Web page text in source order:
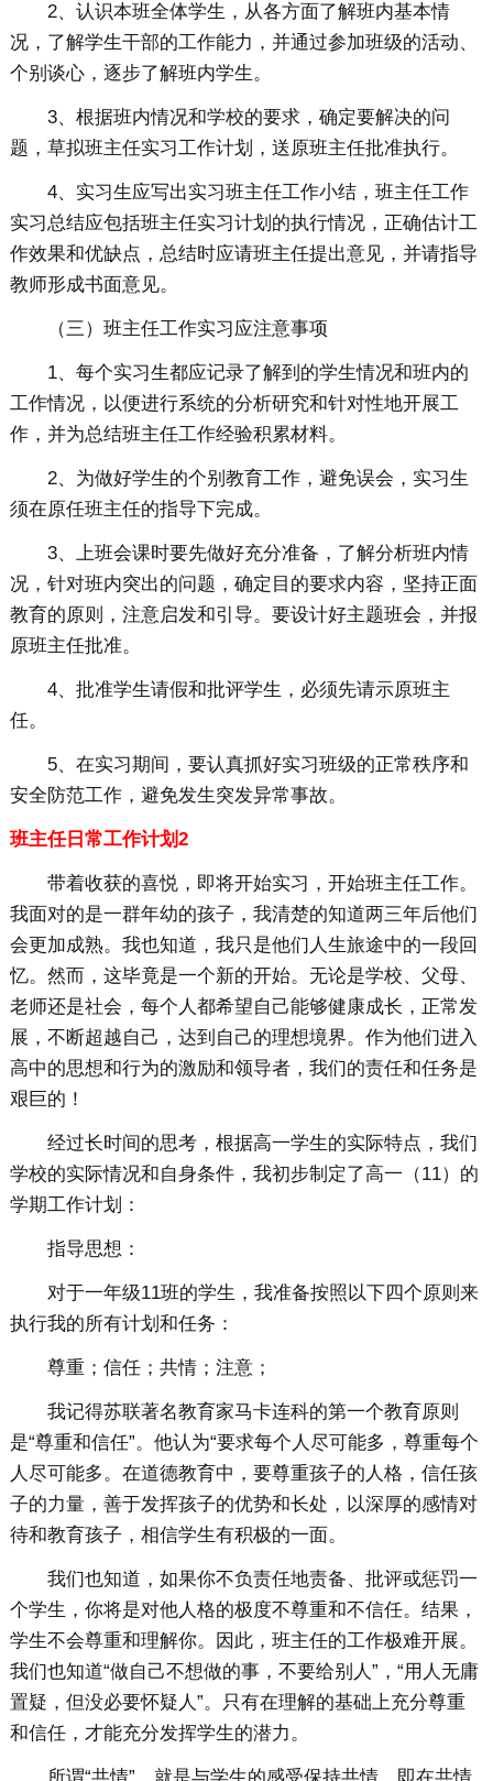
2、认识本班全体学生，从各方面了解班内基本情
况，了解学生干部的工作能力，并通过参加班级的活动、
个别谈心，逐步了解班内学生。
3、根据班内情况和学校的要求，确定要解决的问
题，草拟班主任实习工作计划，送原班主任批准执行。
4、实习生应写出实习班主任工作小结，班主任工作
实习总结应包括班主任实习计划的执行情况，正确估计工
作效果和优缺点，总结时应请班主任提出意见，并请指导
教师形成书面意见。
（三）班主任工作实习应注意事项
1、每个实习生都应记录了解到的学生情况和班内的
工作情况，以便进行系统的分析研究和针对性地开展工
作，并为总结班主任工作经验积累材料。
2、为做好学生的个别教育工作，避免误会，实习生
须在原任班主任的指导下完成。
3、上班会课时要先做好充分准备，了解分析班内情
况，针对班内突出的问题，确定目的要求内容，坚持正面
教育的原则，注意启发和引导。要设计好主题班会，并报
原班主任批准。
4、批准学生请假和批评学生，必须先请示原班主
任。
5、在实习期间，要认真抓好实习班级的正常秩序和
安全防范工作，避免发生突发异常事故。
班主任日常工作计划2
带着收获的喜悦，即将开始实习，开始班主任工作。
我面对的是一群年幼的孩子，我清楚的知道两三年后他们
会更加成熟。我也知道，我只是他们人生旅途中的一段回
忆。然而，这毕竟是一个新的开始。无论是学校、父母、
老师还是社会，每个人都希望自己能够健康成长，正常发
展，不断超越自己，达到自己的理想境界。作为他们进入
高中的思想和行为的激励和领导者，我们的责任和任务是
艰巨的！
经过长时间的思考，根据高一学生的实际特点，我们
学校的实际情况和自身条件，我初步制定了高一（11）的
学期工作计划：
指导思想：
对于一年级11班的学生，我准备按照以下四个原则来
执行我的所有计划和任务：
尊重；信任；共情；注意；
我记得苏联著名教育家马卡连科的第一个教育原则
是“尊重和信任”。他认为“要求每个人尽可能多，尊重每个
人尽可能多。在道德教育中，要尊重孩子的人格，信任孩
子的力量，善于发挥孩子的优势和长处，以深厚的感情对
待和教育孩子，相信学生有积极的一面。
我们也知道，如果你不负责任地责备、批评或惩罚一
个学生，你将是对他人格的极度不尊重和不信任。结果，
学生不会尊重和理解你。因此，班主任的工作极难开展。
我们也知道“做自己不想做的事，不要给别人”，“用人无庸
置疑，但没必要怀疑人”。只有在理解的基础上充分尊重
和信任，才能充分发挥学生的潜力。